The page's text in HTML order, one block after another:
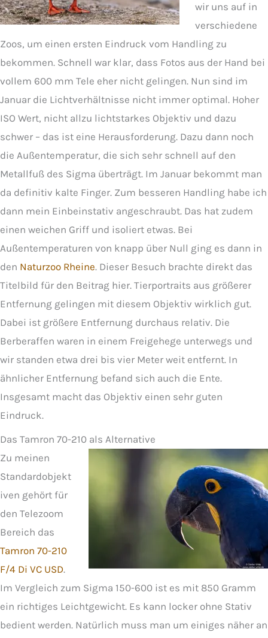
wir uns auf in
verschiedene
Zoos, um einen ersten Eindruck vom Handling zu
bekommen. Schnell war klar, dass Fotos aus der Hand bei
vollem 600 mm Tele eher nicht gelingen. Nun sind im
Januar die Lichtverhältnisse nicht immer optimal. Hoher
ISO Wert, nicht allzu lichtstarkes Objektiv und dazu
schwer – das ist eine Herausforderung. Dazu dann noch
die Außentemperatur, die sich sehr schnell auf den
Metallfuß des Sigma überträgt. Im Januar bekommt man
da definitiv kalte Finger. Zum besseren Handling habe ich
dann mein Einbeinstativ angeschraubt. Das hat zudem
einen weichen Griff und isoliert etwas. Bei
Außentemperaturen von knapp über Null ging es dann in
den Naturzoo Rheine. Dieser Besuch brachte direkt das
Titelbild für den Beitrag hier. Tierportraits aus größerer
Entfernung gelingen mit diesem Objektiv wirklich gut.
Dabei ist größere Entfernung durchaus relativ. Die
Berberaffen waren in einem Freigehege unterwegs und
wir standen etwa drei bis vier Meter weit entfernt. In
ähnlicher Entfernung befand sich auch die Ente.
Insgesamt macht das Objektiv einen sehr guten
Eindruck.
Das Tamron 70-210 als Alternative
Zu meinen
Standardobjekt
iven gehört für
den Telezoom
Bereich das
Tamron 70-210
F/4 Di VC USD.
Im Vergleich zum Sigma 150-600 ist es mit 850 Gramm
ein richtiges Leichtgewicht. Es kann locker ohne Stativ
bedient werden. Natürlich muss man um einiges näher an